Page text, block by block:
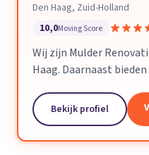
Den Haag, Zuid-Holland
10,0Moving Score
Wij zijn Mulder
Haag. Daarnaast
Bekijk profiel